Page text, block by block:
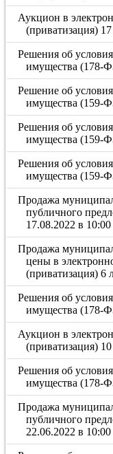
Аукцион в
(приватизация)
Решения об
имущества (178-
Решение об
имущества (159-
Решения об
имущества (159-
Решения об
имущества (159-
Продажа
публичного
17.08.2022 в
Продажа
цены в
(приватизация) 6
Решения об
имущества (178-
Аукцион в
(приватизация)
Решения об
имущества (178-
Продажа
публичного
22.06.2022 в